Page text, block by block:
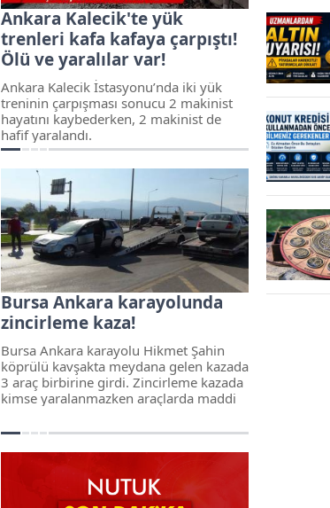
Ankara Kalecik'te yük
trenleri kafa kafaya çarpıştı!
Ölü ve yaralılar var!
Ankara Kalecik İstasyonu’nda iki yük
treninin çarpışması sonucu 2 makinist
hayatını kaybederken, 2 makinist de
hafif yaralandı.
Bursa Ankara karayolunda
zincirleme kaza!
Bursa Ankara karayolu Hikmet Şahin
köprülü kavşakta meydana gelen kazada
3 araç birbirine girdi. Zincirleme kazada
kimse yaralanmazken araçlarda maddi
araçlar çekici yardımıyla kaza yerinden
yağ nedeniyle başka kazaların
yaşanmaması için trafik ekipleri seferber